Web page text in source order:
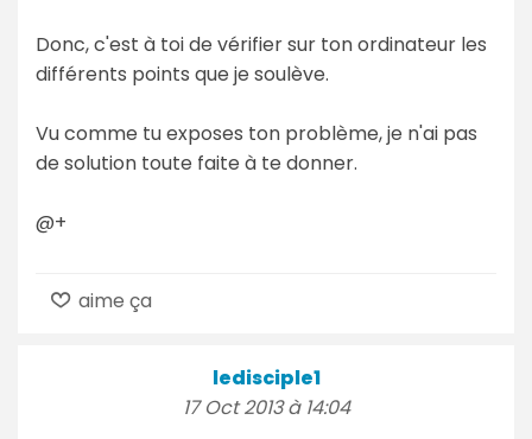
Donc, c'est à toi de vérifier sur ton ordinateur les
différents points que je soulève.
Vu comme tu exposes ton problème, je n'ai pas
de solution toute faite à te donner.
@+
aime ça
ledisciple1
17 Oct 2013 à 14:04